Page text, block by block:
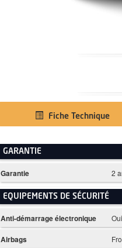
Fiche Technique
GARANTIE
Garantie 2
EQUIPEMENTS DE SÉCURITÉ
Anti-démarrage électronique Oui
Airbags